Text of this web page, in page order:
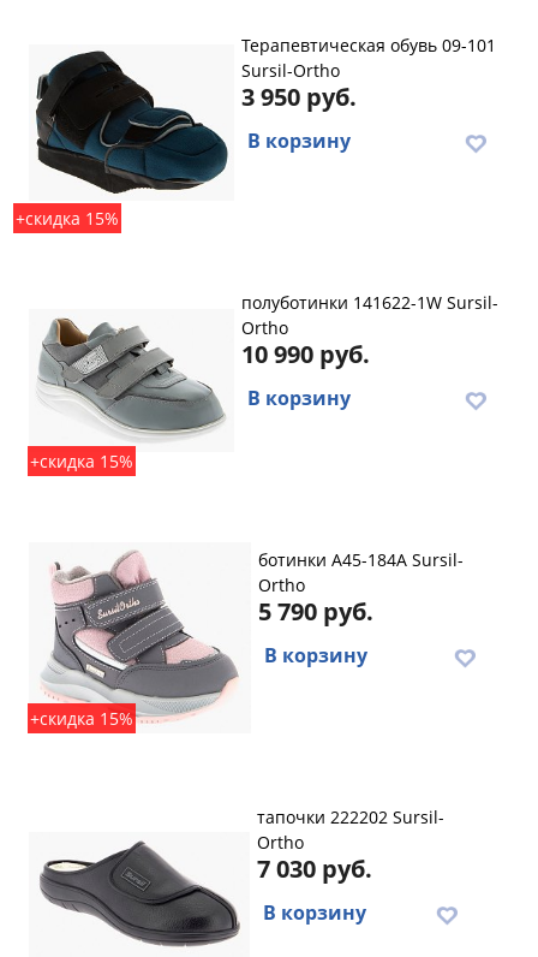
+скидка 15%
Терапевтическая обувь 09-101
Sursil-Ortho
3 950 руб.
В корзину
+скидка 15%
полуботинки 141622-1W Sursil-
Ortho
10 990 руб.
В корзину
+скидка 15%
ботинки A45-184A Sursil-
Ortho
5 790 руб.
В корзину
тапочки 222202 Sursil-
Ortho
7 030 руб.
В корзину